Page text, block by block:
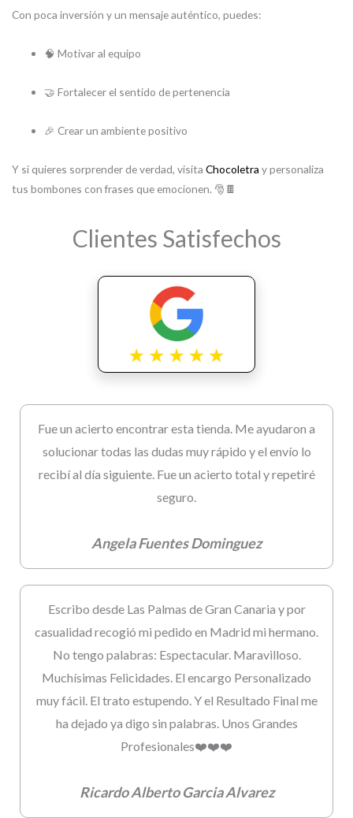
Con poca inversión y un mensaje auténtico, puedes:
🧠 Motivar al equipo
🤝 Fortalecer el sentido de pertenencia
🎉 Crear un ambiente positivo
Y si quieres sorprender de verdad, visita Chocoletra y personaliza
tus bombones con frases que emocionen. 🎅🍫
Clientes Satisfechos
Fue un acierto encontrar esta tienda. Me ayudaron a
solucionar todas las dudas muy rápido y el envío lo
recibí al día siguiente. Fue un acierto total y repetiré
seguro.
Angela Fuentes Dominguez
Escribo desde Las Palmas de Gran Canaria y por
casualidad recogió mi pedido en Madrid mi hermano.
No tengo palabras: Espectacular. Maravilloso.
Muchísimas Felicidades. El encargo Personalizado
muy fácil. El trato estupendo. Y el Resultado Final me
ha dejado ya digo sin palabras. Unos Grandes
Profesionales❤️❤️❤️
Ricardo Alberto Garcia Alvarez